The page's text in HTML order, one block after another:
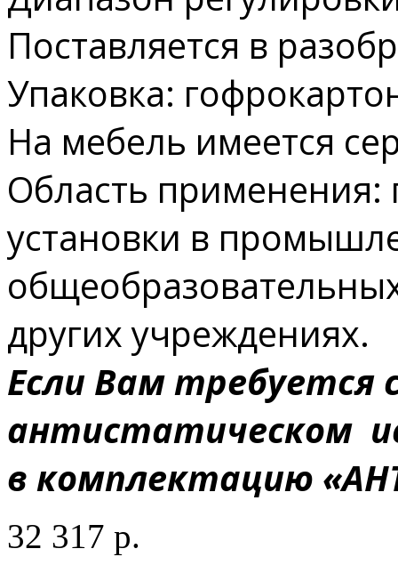
Поставляется в
Упаковка:
На мебель имеется
Область применения:
установки в
других учреждениях.
Если Вам требуется
антистатическом
в комплектацию
32 317 р.